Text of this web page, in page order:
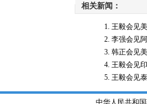
相关新闻：
王毅会见
李强会见
韩正会见
王毅会见
王毅会见
中华人民共和